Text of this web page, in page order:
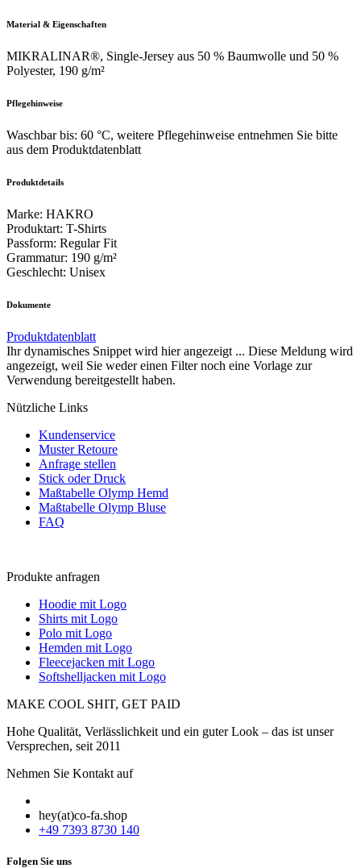
Material & Eigenschaften
MIKRALINAR®, Single-Jersey aus 50 % Baumwolle und 50 %
Polyester, 190 g/m²
Pflegehinweise
Waschbar bis: 60 °C, weitere Pflegehinweise entnehmen Sie bitte
aus dem Produktdatenblatt
Produktdetails
Marke: HAKRO
Produktart: T-Shirts
Passform: Regular Fit
Grammatur: 190 g/m²
Geschlecht: Unisex
Dokumente
Produktdatenblatt
Ihr dynamisches Snippet wird hier angezeigt ... Diese Meldung wird
angezeigt, weil Sie weder einen Filter noch eine Vorlage zur
Verwendung bereitgestellt haben.
Nützliche Links
Kundenservice
Muster Retoure
Anfrage stellen
Stick oder Druck
Maßtabelle Olymp Hemd
Maßtabelle Olymp Bluse
FAQ
Produkte anfragen
Hoodie mit Logo
Shirts mit Logo
Polo mit Logo
Hemden mit Logo
Fleecejacken mit Logo
Softshelljacken mit Logo
MAKE COOL SHIT, GET PAID
Hohe Qualität, Verlässlichkeit und ein guter Look – das ist unser
Versprechen, seit 2011
Nehmen Sie Kontakt auf
hey(at)co-fa.shop
+49 7393 8730 140
Folgen Sie uns